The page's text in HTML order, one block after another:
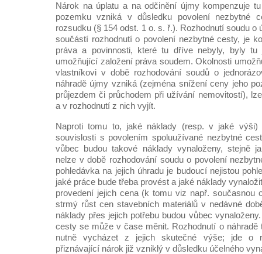
Nárok na úplatu a na odčinění újmy kompenzuje
pozemku vzniká v důsledku povolení nezbytné
rozsudku (§ 154 odst. 1 o. s. ř.). Rozhodnutí soudu o
součástí rozhodnutí o povolení nezbytné cesty, je
práva a povinnosti, které tu dříve nebyly, byly tu
umožňující založení práva soudem. Okolnosti
vlastníkovi v době rozhodování soudů o
náhradě újmy vzniká (zejména snížení ceny jeho
průjezdem či průchodem při užívání nemovitostí),
a v rozhodnutí z nich vyjít.
Naproti tomu to, jaké náklady (resp. v jaké výši)
souvislosti s povolením spoluužívané nezbytné
vůbec budou takové náklady vynaloženy, stejně
nelze v době rozhodování soudu o povolení
pohledávka na jejich úhradu je budoucí nejistou
jaké práce bude třeba provést a jaké náklady
provedení jejich cena (k tomu viz např. současnou
strmý růst cen stavebních materiálů v nedávné
náklady přes jejich potřebu budou vůbec
cesty se může v čase měnit. Rozhodnutí o náhradě
nutně vycházet z jejich skutečné výše; jde o
přiznávající nárok již vzniklý v důsledku účelného